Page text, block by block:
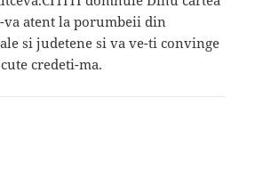
atent la porumbeii din
si judetene si va ve-ti convinge
credeti-ma.